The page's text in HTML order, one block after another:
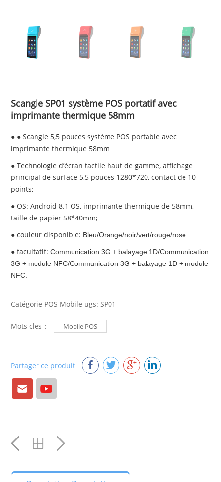
Scangle SP01 système POS portatif avec
imprimante thermique 58mm
● ● Scangle 5,5 pouces système POS portable avec
imprimante thermique 58mm
● Technologie d’écran tactile haut de gamme, affichage
principal de surface 5,5 pouces 1280*720, contact de 10
points;
● OS: Android 8.1 OS, imprimante thermique de 58mm,
taille de papier 58*40mm;
● couleur disponible: Bleu/Orange/noir/vert/rouge/rose
● facultatif:Communication 3G + balayage 1D/Communication
3G + module NFC/Communication 3G + balayage 1D + module
NFC.
Catégorie POS Mobile ugs: SP01
Mots clés： Mobile POS
Partager ce produit